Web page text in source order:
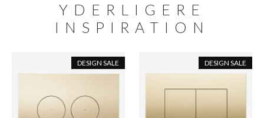
YDERLIGERE
INSPIRATION
DESIGN SALE DESIGN SALE